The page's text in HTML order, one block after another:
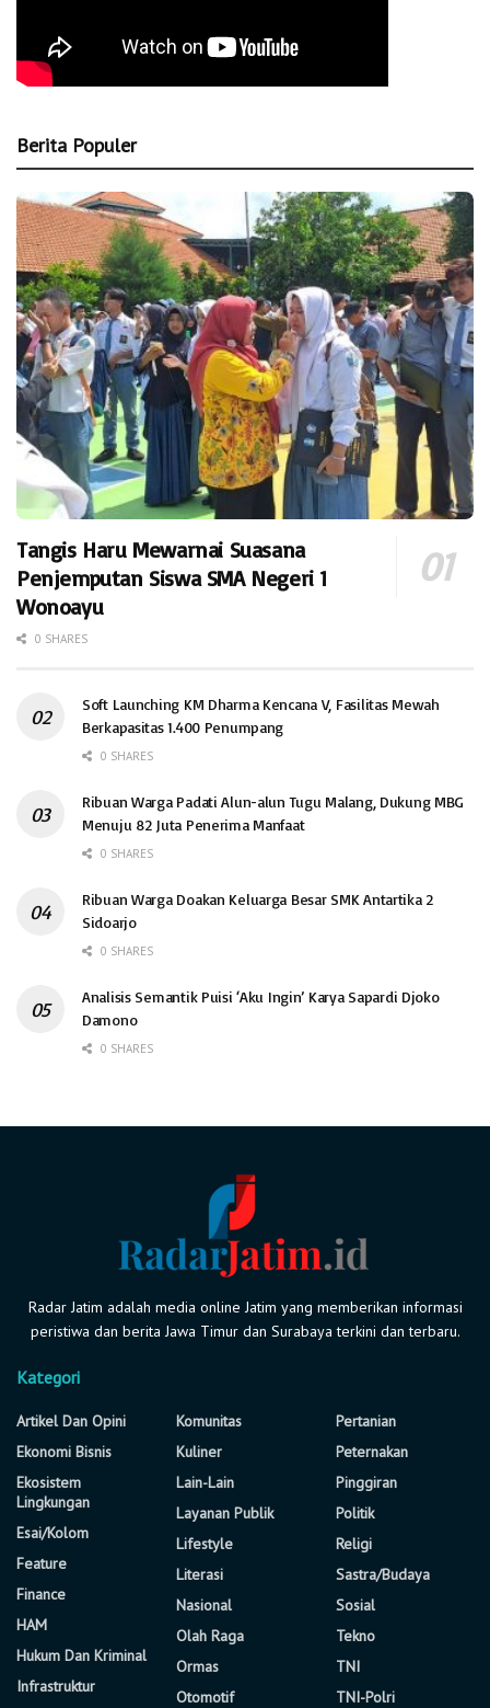
Berita Populer
Tangis Haru Mewarnai Suasana
Penjemputan Siswa SMA Negeri 1
Wonoayu
0 SHARES
Soft Launching KM Dharma Kencana V, Fasilitas Mewah
Berkapasitas 1.400 Penumpang
0 SHARES
Ribuan Warga Padati Alun-alun Tugu Malang, Dukung MBG
Menuju 82 Juta Penerima Manfaat
0 SHARES
Ribuan Warga Doakan Keluarga Besar SMK Antartika 2
Sidoarjo
0 SHARES
Analisis Semantik Puisi ‘Aku Ingin’ Karya Sapardi Djoko
Damono
0 SHARES
Radar Jatim adalah media online Jatim yang memberikan informasi
peristiwa dan berita Jawa Timur dan Surabaya terkini dan terbaru.
Kategori
Artikel Dan Opini
Ekonomi Bisnis
Ekosistem
Lingkungan
Esai/Kolom
Feature
Finance
HAM
Hukum Dan Kriminal
Infrastruktur
Komunitas
Kuliner
Lain-Lain
Layanan Publik
Lifestyle
Literasi
Nasional
Olah Raga
Ormas
Otomotif
Pertanian
Peternakan
Pinggiran
Politik
Religi
Sastra/Budaya
Sosial
Tekno
TNI
TNI-Polri